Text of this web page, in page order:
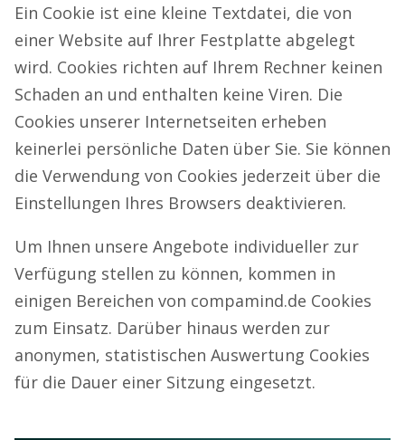
Ein Cookie ist eine kleine Textdatei, die von
einer Website auf Ihrer Festplatte abgelegt
wird. Cookies richten auf Ihrem Rechner keinen
Schaden an und enthalten keine Viren. Die
Cookies unserer Internetseiten erheben
keinerlei persönliche Daten über Sie. Sie können
die Verwendung von Cookies jederzeit über die
Einstellungen Ihres Browsers deaktivieren.
Um Ihnen unsere Angebote individueller zur
Verfügung stellen zu können, kommen in
einigen Bereichen von compamind.de Cookies
zum Einsatz. Darüber hinaus werden zur
anonymen, statistischen Auswertung Cookies
für die Dauer einer Sitzung eingesetzt.